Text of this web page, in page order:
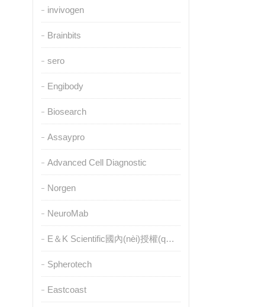
invivogen
Brainbits
sero
Engibody
Biosearch
Assaypro
Advanced Cell Diagnostic
Norgen
NeuroMab
E＆K Scientific國內(nèi)授權(quán)代理
Spherotech
Eastcoast